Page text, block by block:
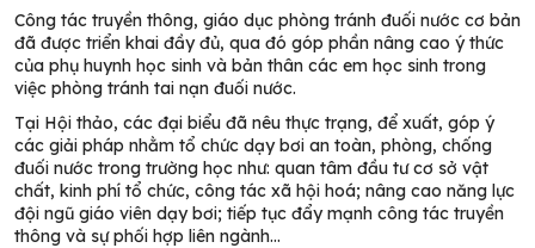
Công tác truyền thông, giáo dục phòng tránh đuối nước cơ bản
đã được triển khai đầy đủ, qua đó góp phần nâng cao ý thức
của phụ huynh học sinh và bản thân các em học sinh trong
việc phòng tránh tai nạn đuối nước.
Tại Hội thảo, các đại biểu đã nêu thực trạng, để xuất, góp ý
các giải pháp nhằm tổ chức dạy bơi an toàn, phòng, chống
đuối nước trong trường học như: quan tâm đầu tư cơ sở vật
chất, kinh phí tổ chức, công tác xã hội hoá; nâng cao năng lực
đội ngũ giáo viên dạy bơi; tiếp tục đẩy mạnh công tác truyền
thông và sự phối hợp liên ngành…